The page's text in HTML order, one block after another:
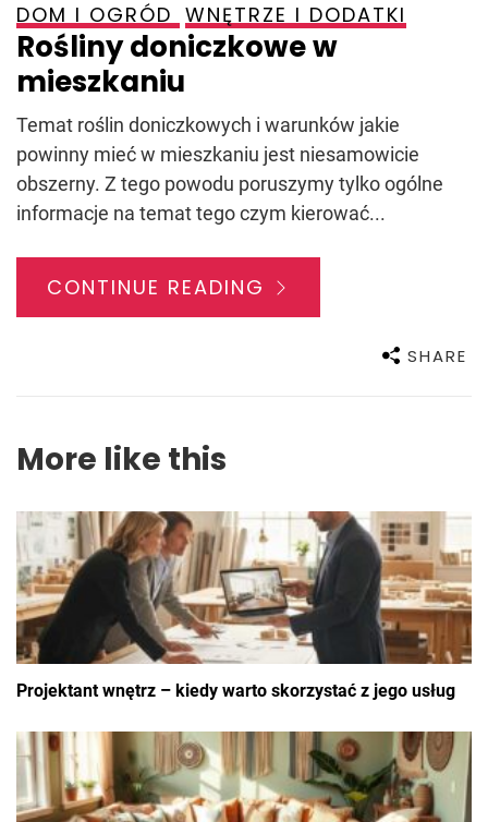
DOM I OGRÓD WNĘTRZE I DODATKI
Rośliny doniczkowe w
mieszkaniu
Temat roślin doniczkowych i warunków jakie
powinny mieć w mieszkaniu jest niesamowicie
obszerny. Z tego powodu poruszymy tylko ogólne
informacje na temat tego czym kierować...
CONTINUE READING
SHARE
More like this
Projektant wnętrz – kiedy warto skorzystać z jego usług